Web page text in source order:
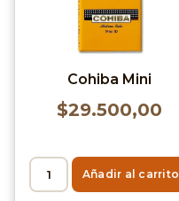
Cohiba Mini
$29.500,00
Añadir al carrito